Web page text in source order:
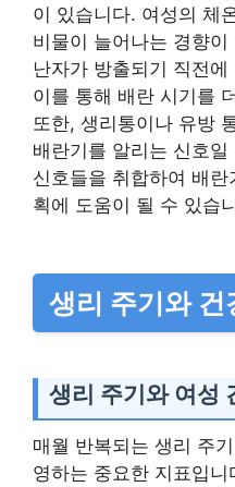
이 있습니다. 여성의 체
비물이 늘어나는 경향
난자가 방출되기 직전
이를 통해 배란 시기를
또한, 생리통이나 유방
배란기를 알리는 신호
신호들을 취합하여 배
획에 도움이 될 수 있습
생리 주기와 건
생리 주기와 여성
매월 반복되는 생리 주
영하는 중요한 지표입